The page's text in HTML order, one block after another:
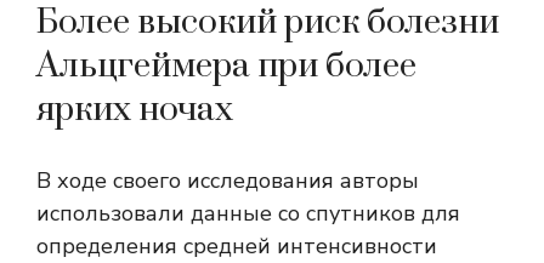
Более высокий риск болезни
Альцгеймера при более
ярких ночах
В ходе своего исследования авторы
использовали данные со спутников для
определения средней интенсивности